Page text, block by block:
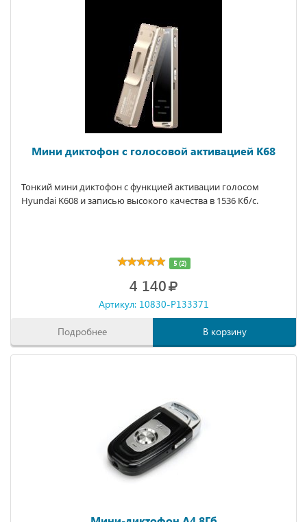
Мини диктофон с голосовой активацией K68
Тонкий мини диктофон с функцией активации голосом
Hyundai K608 и записью высокого качества в 1536 Кб/с.
5 (2)
4 140
Артикул: 10830-P133371
Подробнее В корзину